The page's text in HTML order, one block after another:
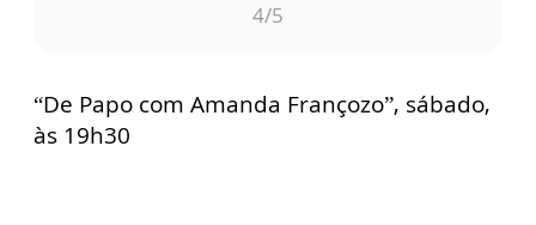
4/5
“De Papo com Amanda Françozo”, sábado,
às 19h30